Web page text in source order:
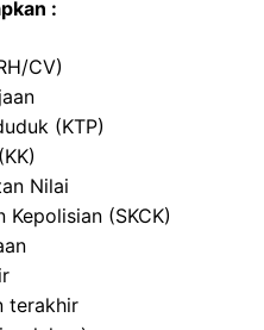
:
CV)
(KTP)
Nilai
(SKCK)
terakhir